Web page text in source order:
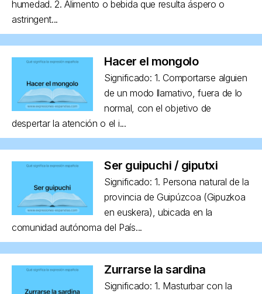
humedad. 2. Alimento o bebida que resulta áspero o
astringent...
Hacer el mongolo
Significado: 1. Comportarse alguien
de un modo llamativo, fuera de lo
normal, con el objetivo de
despertar la atención o el i...
Ser guipuchi / giputxi
Significado: 1. Persona natural de la
provincia de Guipúzcoa (Gipuzkoa
en euskera), ubicada en la
comunidad autónoma del País...
Zurrarse la sardina
Significado: 1. Masturbar con la